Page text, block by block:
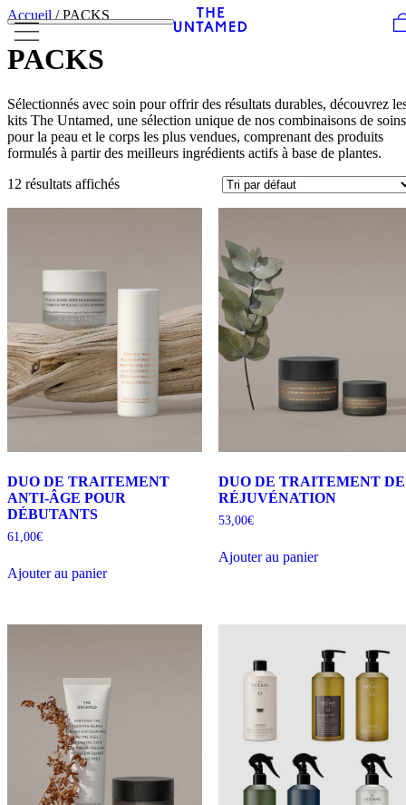
Skip to content
Accueil / PACKS
PACKS
Sélectionnés avec soin pour offrir des résultats durables, découvrez
kits The Untamed, une sélection unique de nos combinaisons de soins
pour la peau et le corps les plus vendues, comprenant des produits
formulés à partir des meilleurs ingrédients actifs à base de plantes.
12 résultats affichés
DUO DE TRAITEMENT
ANTI-ÂGE POUR
DÉBUTANTS
61,00€
Ajouter au panier
DUO DE TRAITEMENT DE
RÉJUVÉNATION
53,00€
Ajouter au panier